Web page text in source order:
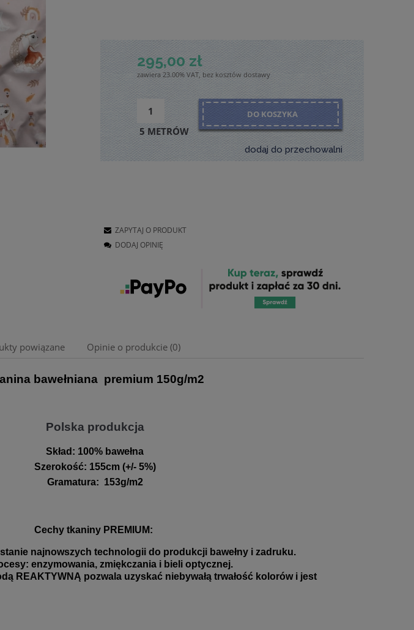
295,00 zł
zawiera 23.00% VAT, bez kosztów dostawy
5 METRÓW
DO KOSZYKA
dodaj do przechowalni
ZAPYTAJ O PRODUKT
DODAJ OPINIĘ
ewentualnych kosztów
powiązane Opinie o produkcie (0)
bawełniana premium 150g/m2
Polska produkcja
Skład: 100% bawełna
Szerokość: 155cm (+/- 5%)
Gramatura: 153g/m2
Cechy tkaniny PREMIUM:
najnowszych technologii do produkcji bawełny i zadruku.
enzymowania, zmiękczania i bieli optycznej.
REAKTYWNĄ pozwala uzyskać niebywałą trwałość kolorów i jest